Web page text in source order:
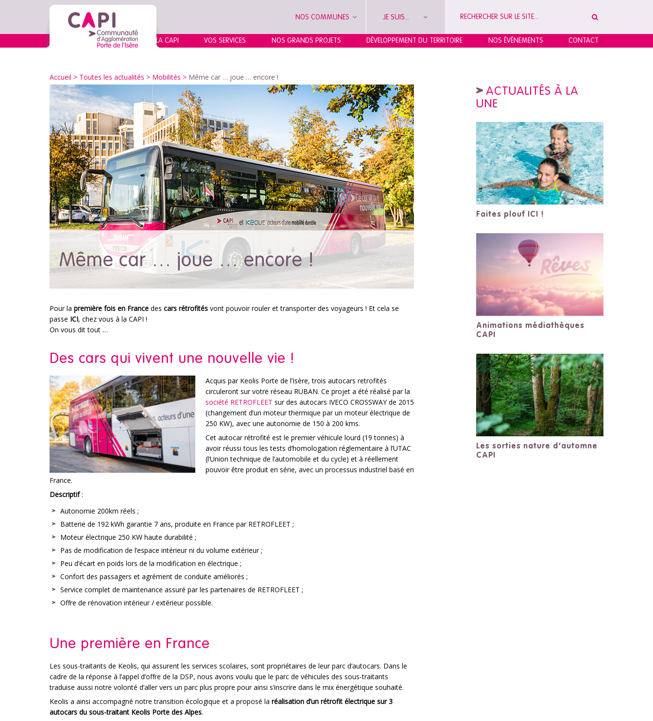
NOS COMMUNES JE SUIS...
LA CAPI VOS SERVICES NOS GRANDS PROJETS DÉVELOPPEMENT DU TERRITOIRE NOS ÉVÉNEMENTS CONTACT
Accueil > Toutes les actualités > Mobilités > Même car … joue … encore !
Même car … joue … encore !
Pour la première fois en France des cars rétrofités vont pouvoir rouler et transporter des voyageurs ! Et cela se
passe ICI, chez vous à la CAPI !
On vous dit tout …
Des cars qui vivent une nouvelle vie !
Acquis par Keolis Porte de l’Isère, trois autocars retrofités
circuleront sur votre réseau RUBAN. Ce projet a été réalisé par la
société RETROFLEET sur des autocars IVECO CROSSWAY de 2015
(changement d’un moteur thermique par un moteur électrique de
250 KW), avec une autonomie de 150 à 200 kms.
Cet autocar rétrofité est le premier véhicule lourd (19 tonnes) à
avoir réussi tous les tests d’homologation réglementaire à l’UTAC
(l’Union technique de l’automobile et du cycle) et à réellement
pouvoir être produit en série, avec un processus industriel basé en
France.
Descriptif:
Autonomie 200km réels ;
Batterie de 192 kWh garantie 7 ans, produite en France par RETROFLEET ;
Moteur électrique 250 KW haute durabilité ;
Pas de modification de l’espace intérieur ni du volume extérieur ;
Peu d’écart en poids lors de la modification en électrique ;
Confort des passagers et agrément de conduite améliorés ;
Service complet de maintenance assuré par les partenaires de RETROFLEET ;
Offre de rénovation intérieur / extérieur possible.
Une première en France
Les sous-traitants de Keolis, qui assurent les services scolaires, sont propriétaires de leur parc d’autocars. Dans le
cadre de la réponse à l’appel d’offre de la DSP, nous avons voulu que le parc de véhicules des sous-traitants
traduise aussi notre volonté d’aller vers un parc plus propre pour ainsi s’inscrire dans le mix énergétique souhaité.
Keolis a ainsi accompagné notre transition écologique et a proposé la réalisation d’un rétrofit électrique sur 3
autocars du sous-traitant Keolis Porte des Alpes.
ACTUALITÉS À LA
UNE
Faites plouf ICI !
Animations médiathèques
CAPI
Les sorties nature d’automne
CAPI